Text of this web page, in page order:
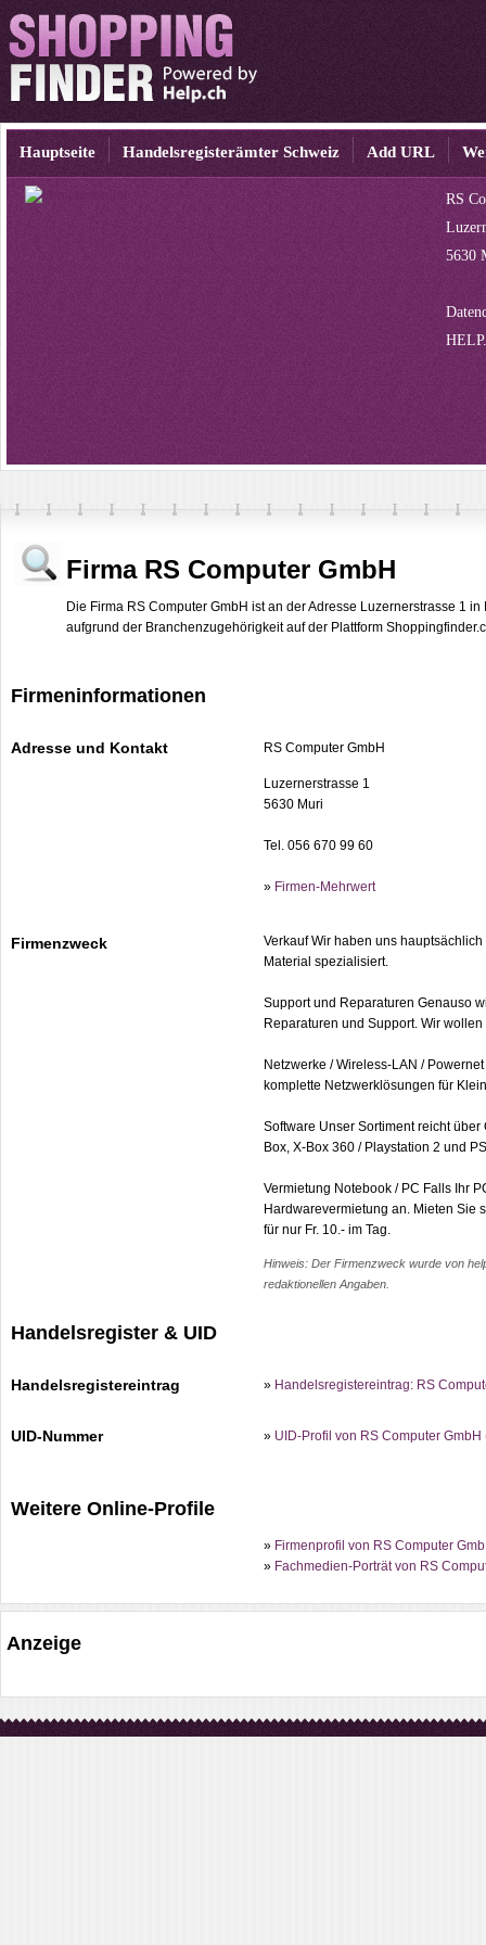
Hauptseite Handelsregisterämter Schweiz Add URL
RS
5630
Firma RS Computer GmbH
Die Firma RS Computer GmbH ist an der Adresse Luzernerstrasse 1
aufgrund der Branchenzugehörigkeit auf der Plattform
Firmeninformationen
Adresse und Kontakt RS Computer GmbH
Luzernerstrasse 1
5630 Muri
Tel. 056 670 99 60
» Firmen-Mehrwert
Firmenzweck
Verkauf Wir haben uns
Material spezialisiert.
Support und Reparaturen Genauso
Reparaturen und Support. Wir
Netzwerke / Wireless-LAN /
komplette Netzwerklösungen für
Software Unser Sortiment reicht
Box, X-Box 360 / Playstation 2 und
Vermietung Notebook / PC Falls Ihr
Hardwarevermietung an. Mieten Sie
für nur Fr. 10.- im Tag.
Hinweis: Der Firmenzweck wurde von
redaktionellen Angaben.
Handelsregister & UID
Handelsregistereintrag » Handelsregistereintrag: RS
UID-Nummer » UID-Profil von RS Computer
Weitere Online-Profile
» Firmenprofil von RS Computer
» Fachmedien-Porträt von RS
Anzeige